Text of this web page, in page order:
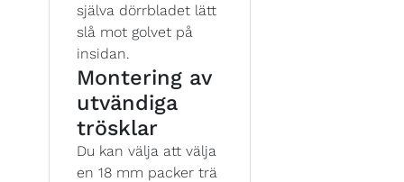
själva dörrbladet lätt
slå mot golvet på
insidan.
Montering av
utvändiga
trösklar
Du kan välja att välja
en 18 mm packer trä